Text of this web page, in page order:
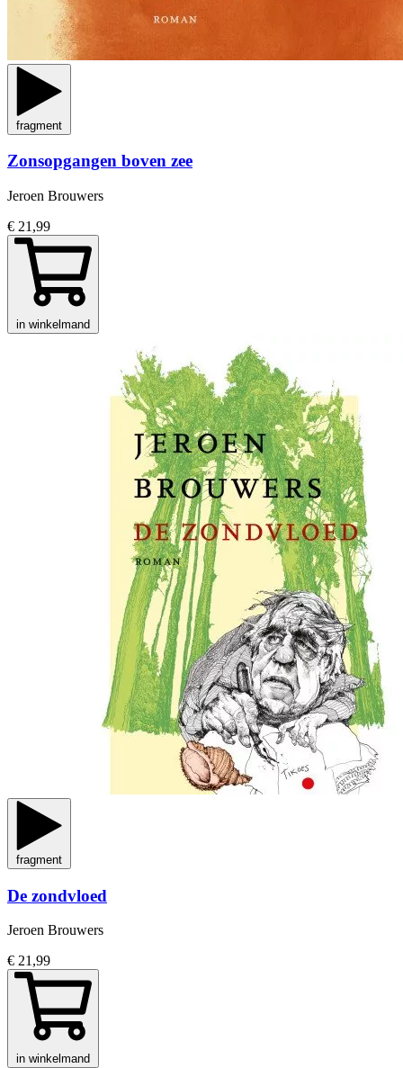
fragment
Zonsopgangen boven zee
Jeroen Brouwers
€ 21,99
in winkelmand
fragment
De zondvloed
Jeroen Brouwers
€ 21,99
in winkelmand